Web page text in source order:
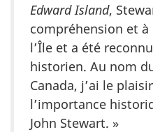
Edward Island,
compréhension et
l’Île et a été
historien. Au nom
Canada, j’ai le
l’importance
John Stewart. »